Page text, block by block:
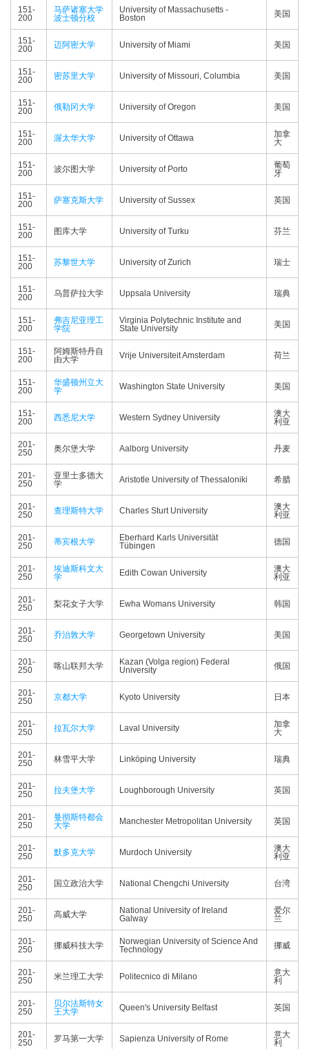
151-
200
马萨诸塞大学
波士顿分校
University of Massachusetts -
Boston
美国
151-
200
迈阿密大学 University of Miami 美国
151-
200
密苏里大学 University of Missouri, Columbia 美国
151-
200
俄勒冈大学 University of Oregon 美国
151-
200
渥太华大学 University of Ottawa
加拿
大
151-
200
波尔图大学 University of Porto
葡萄
牙
151-
200
萨塞克斯大学 University of Sussex 英国
151-
200
图库大学 University of Turku 芬兰
151-
200
苏黎世大学 University of Zurich 瑞士
151-
200
乌普萨拉大学 Uppsala University 瑞典
151-
200
弗吉尼亚理工
学院
Virginia Polytechnic Institute and
State University
美国
151-
200
阿姆斯特丹自
由大学
Vrije Universiteit Amsterdam 荷兰
151-
200
华盛顿州立大
学
Washington State University 美国
151-
200
西悉尼大学 Western Sydney University
澳大
利亚
201-
250
奥尔堡大学 Aalborg University 丹麦
201-
250
亚里士多德大
学
Aristotle University of Thessaloniki 希腊
201-
250
查理斯特大学 Charles Sturt University
澳大
利亚
201-
250
蒂宾根大学
Eberhard Karls Universität
Tübingen
德国
201-
250
埃迪斯科文大
学
Edith Cowan University
澳大
利亚
201-
250
梨花女子大学 Ewha Womans University 韩国
201-
250
乔治敦大学 Georgetown University 美国
201-
250
喀山联邦大学
Kazan (Volga region) Federal
University
俄国
201-
250
京都大学 Kyoto University 日本
201-
250
拉瓦尔大学 Laval University
加拿
大
201-
250
林雪平大学 Linköping University 瑞典
201-
250
拉夫堡大学 Loughborough University 英国
201-
250
曼彻斯特都会
大学
Manchester Metropolitan University 英国
201-
250
默多克大学 Murdoch University
澳大
利亚
201-
250
国立政治大学 National Chengchi University 台湾
201-
250
高威大学
National University of Ireland
Galway
爱尔
兰
201-
250
挪威科技大学
Norwegian University of Science And
Technology
挪威
201-
250
米兰理工大学 Politecnico di Milano
意大
利
201-
250
贝尔法斯特女
王大学
Queen's University Belfast 英国
201-
250
罗马第一大学 Sapienza University of Rome
意大
利